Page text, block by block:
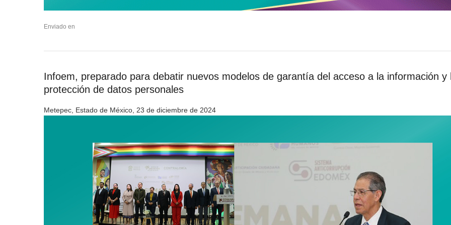
Enviado en
Infoem, preparado para debatir nuevos modelos de garantía del acceso a la información y
protección de datos personales
Metepec, Estado de México, 23 de diciembre de 2024